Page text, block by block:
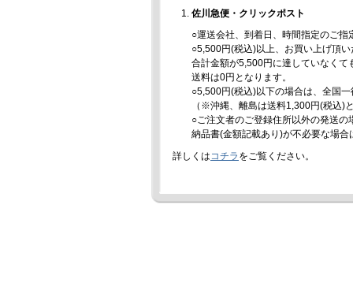
佐川急便・クリックポスト
○運送会社、到着日、時間指定のご指
○5,500円(税込)以上、お買い上げ頂
合計金額が5,500円に達していなく
送料は0円となります。
○5,500円(税込)以下の場合は、全国
（※沖縄、離島は送料1,300円(税込)
○ご注文者のご登録住所以外の発送
納品書(金額記載あり)が不必要な場
詳しくは コチラ をご覧ください。